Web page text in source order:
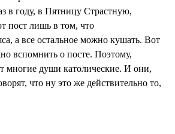
в году, в Пятницу Страстную,
пост лишь в том, что
а все остальное можно кушать. Вот
вспомнить о посте. Поэтому,
многие души католические. И они,
что ну это же действительно то,